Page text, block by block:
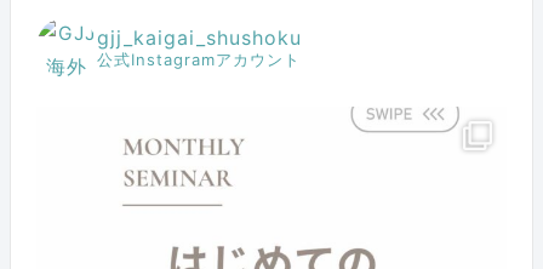
gjj_kaigai_shushoku
公式Instagramアカウント